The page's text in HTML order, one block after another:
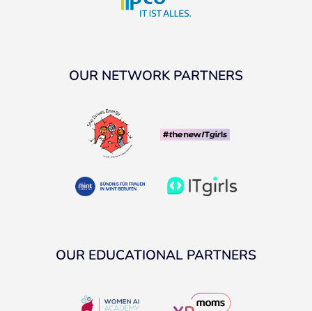
OUR NETWORK PARTNERS
OUR EDUCATIONAL PARTNERS